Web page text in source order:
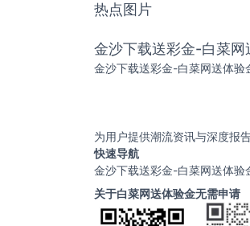
热点图片
金沙下载送彩金-白菜网
金沙下载送彩金-白菜网送体验
为用户提供潮流资讯与深度报
快速导航
金沙下载送彩金-白菜网送体验
关于白菜网送体验金无需申请